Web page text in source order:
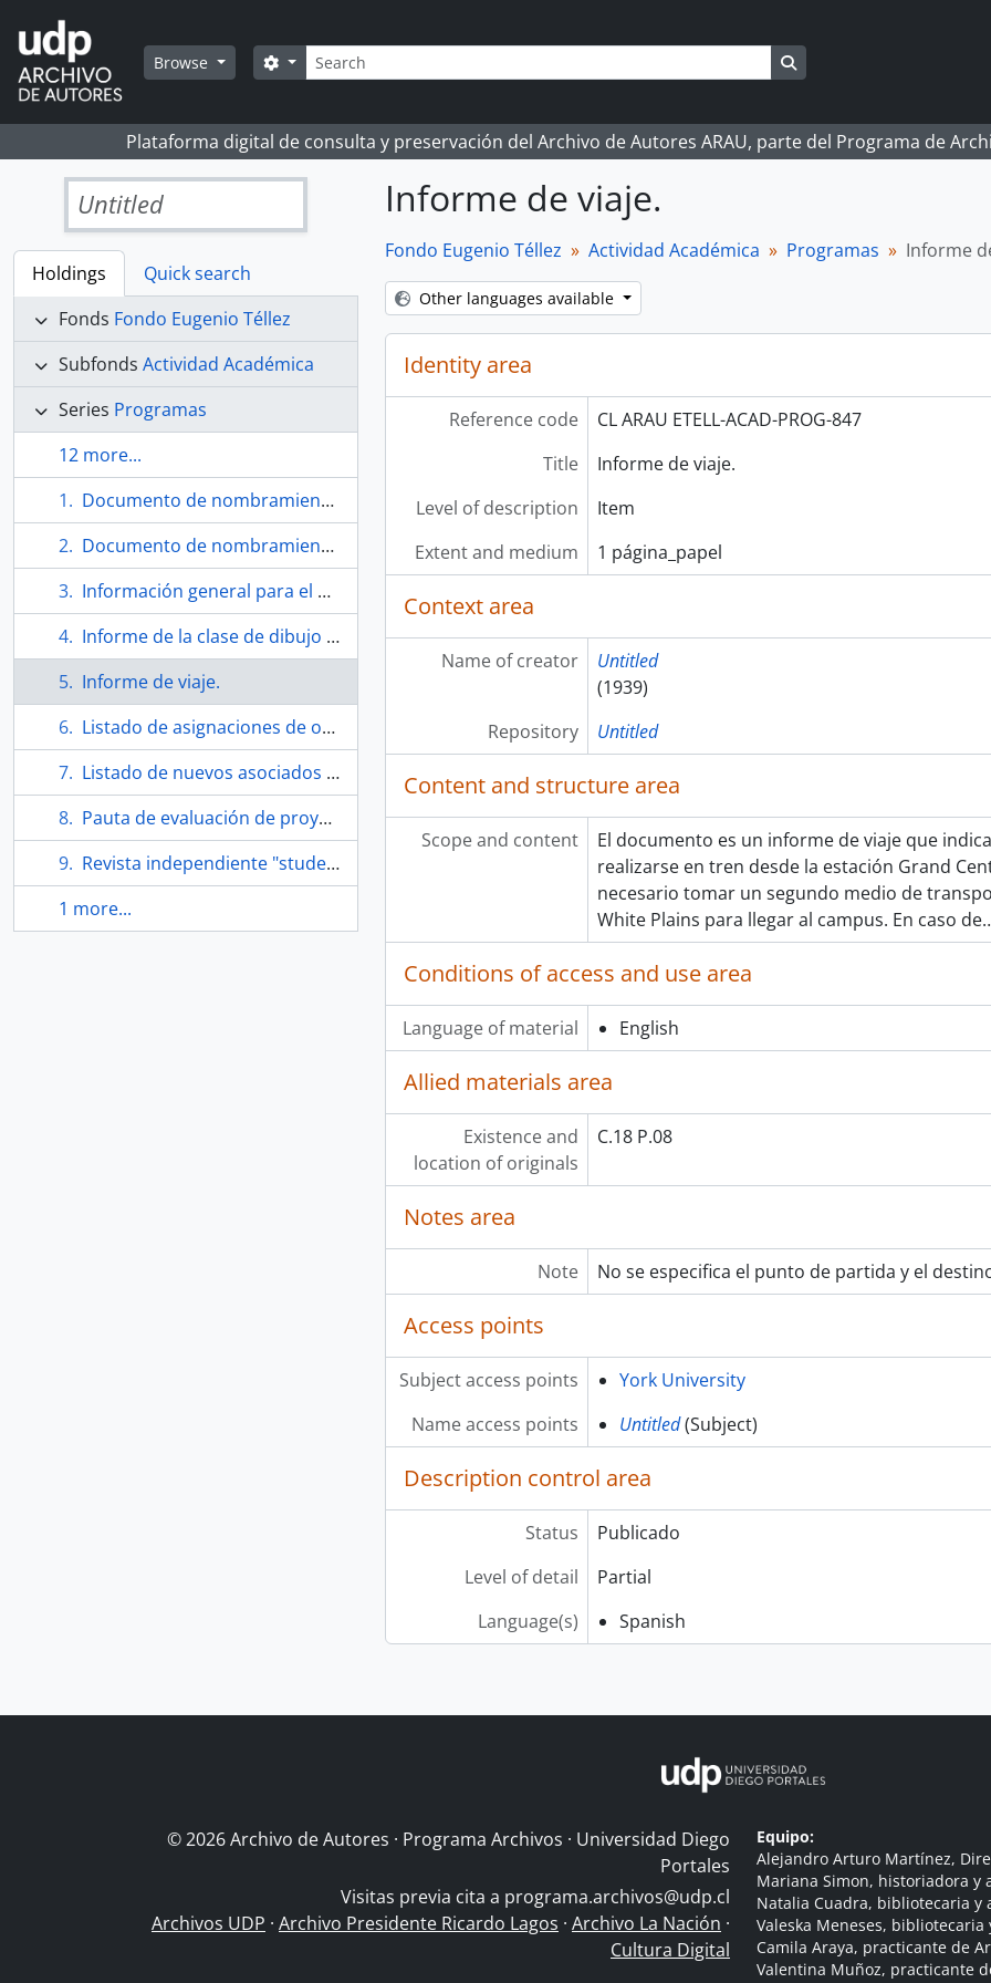
Skip to main content
Browse Search
Search options
Plataforma digital de consulta y preservación del Archivo de Autores ARAU, parte del Programa de
Untitled
Holdings
Quick search
Fonds Fondo Eugenio Téllez
Subfonds Actividad Académica
Series Programas
12 more...
Documento de nombramiento de Téllez.
Documento de nombramiento de Téllez.
Información general para el personal del departamento de arte de la University of Illinois.
Informe de la clase de dibujo de segundo año.
Informe de viaje.
Listado de asignaciones de oficinas del departamento de arte.
Listado de nuevos asociados del departamento de arte; para el otoño de 1966.
Pauta de evaluación de proyecto.
Revista independiente "students for free speech"
1 more...
Informe de viaje.
Fondo Eugenio Téllez Actividad Académica Programas Informe
Other languages available
Identity area
Reference code
CL ARAU ETELL-ACAD-PROG-847
Title
Informe de viaje.
Level of description
Item
Extent and medium
1 página_papel
Context area
Name of creator
Untitled
(1939)
Repository
Untitled
Content and structure area
Scope and content
El documento es un informe de viaje que
realizarse en tren desde la estación Grand
necesario tomar un segundo medio de
White Plains para llegar al campus. En caso de
Conditions of access and use area
Language of material English
Allied materials area
Existence and
location of originals
C.18 P.08
Notes area
Note No se especifica el punto de partida y el
Access points
Subject access points
York University
Name access points
Untitled(Subject)
Description control area
Status
Publicado
Level of detail
Partial
Language(s)
Spanish
© 2026 Archivo de Autores · Programa Archivos · Universidad Diego
Portales
Visitas previa cita a programa.archivos@udp.cl
Archivos UDP · Archivo Presidente Ricardo Lagos · Archivo La Nación ·
Cultura Digital
Equipo:
Alejandro Arturo Martínez,
Mariana Simon, historiadora y
Natalia Cuadra, bibliotecaria y
Valeska Meneses, bibliotecaria
Camila Araya, practicante de
Valentina Muñoz, practicante